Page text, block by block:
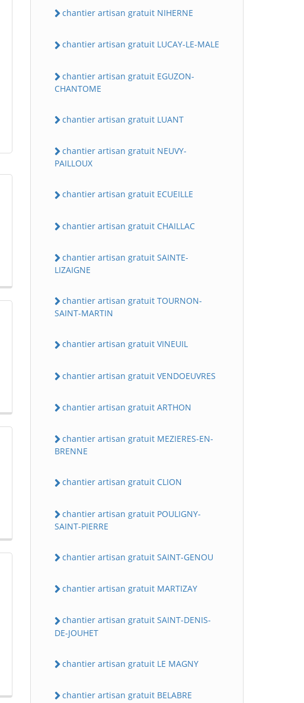
chantier artisan gratuit NIHERNE
chantier artisan gratuit LUCAY-LE-MALE
chantier artisan gratuit EGUZON-
CHANTOME
chantier artisan gratuit LUANT
chantier artisan gratuit NEUVY-
PAILLOUX
chantier artisan gratuit ECUEILLE
chantier artisan gratuit CHAILLAC
chantier artisan gratuit SAINTE-
LIZAIGNE
chantier artisan gratuit TOURNON-
SAINT-MARTIN
chantier artisan gratuit VINEUIL
chantier artisan gratuit VENDOEUVRES
chantier artisan gratuit ARTHON
chantier artisan gratuit MEZIERES-EN-
BRENNE
chantier artisan gratuit CLION
chantier artisan gratuit POULIGNY-
SAINT-PIERRE
chantier artisan gratuit SAINT-GENOU
chantier artisan gratuit MARTIZAY
chantier artisan gratuit SAINT-DENIS-
DE-JOUHET
chantier artisan gratuit LE MAGNY
chantier artisan gratuit BELABRE